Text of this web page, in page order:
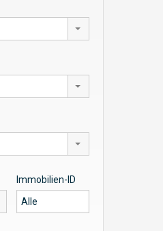
Immobilien-ID